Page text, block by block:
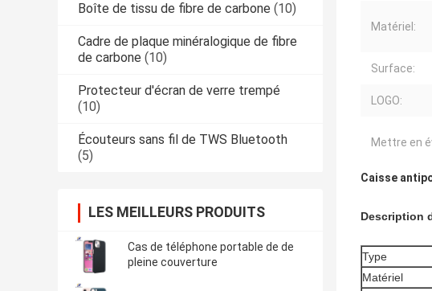
Boîte de tissu de fibre de carbone (10)
Cadre de plaque minéralogique de fibre
de carbone (10)
Protecteur d'écran de verre trempé
(10)
Écouteurs sans fil de TWS Bluetooth
(5)
LES MEILLEURS PRODUITS
Cas de téléphone portable de de
pleine couverture
Matériel:
Surface:
LOGO:
Mettre en
Caisse
Description
Type
Matériel